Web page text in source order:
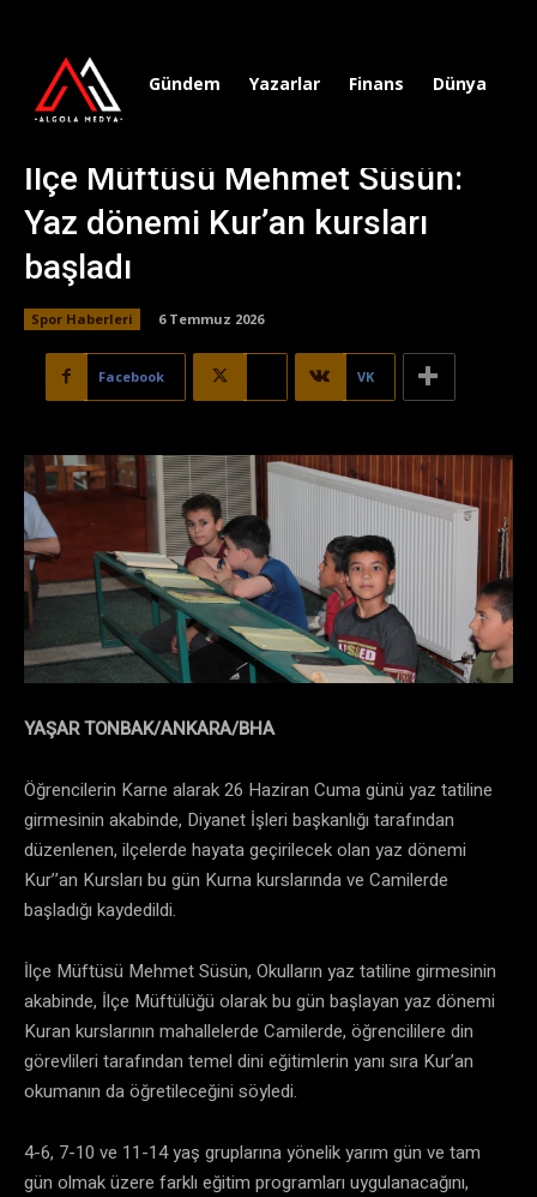
Gündem Yazarlar Finans Dünya
İlçe Müftüsü Mehmet Süsün:
Yaz dönemi Kur’an kursları
başladı
Spor Haberleri 6 Temmuz 2026
Facebook VK
YAŞAR TONBAK/ANKARA/BHA
Öğrencilerin Karne alarak 26 Haziran Cuma günü yaz tatiline
girmesinin akabinde, Diyanet İşleri başkanlığı tarafından
düzenlenen, ilçelerde hayata geçirilecek olan yaz dönemi
Kur’’an Kursları bu gün Kurna kurslarında ve Camilerde
başladığı kaydedildi.
İlçe Müftüsü Mehmet Süsün, Okulların yaz tatiline girmesinin
akabinde, İlçe Müftülüğü olarak bu gün başlayan yaz dönemi
Kuran kurslarının mahallelerde Camilerde, öğrencililere din
görevlileri tarafından temel dini eğitimlerin yanı sıra Kur’an
okumanın da öğretileceğini söyledi.
4-6, 7-10 ve 11-14 yaş gruplarına yönelik yarım gün ve tam
gün olmak üzere farklı eğitim programları uygulanacağını,